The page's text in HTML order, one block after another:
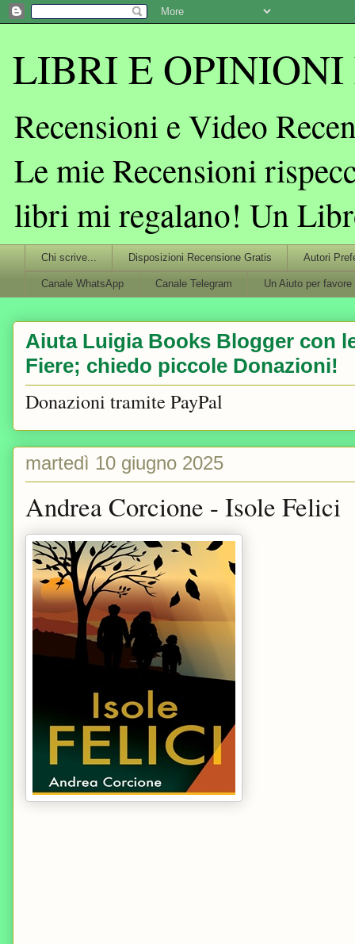
LIBRI E OPINIONI
Recensioni e Video
Le mie Recensioni
libri mi regalano! Un
Chi scrive... Disposizioni Recensione Gratis Autori
Canale WhatsApp Canale Telegram Un Aiuto per favore
Aiuta Luigia Books Blogger con
Fiere; chiedo piccole Donazioni!
Donazioni tramite PayPal
martedì 10 giugno 2025
Andrea Corcione - Isole Felici